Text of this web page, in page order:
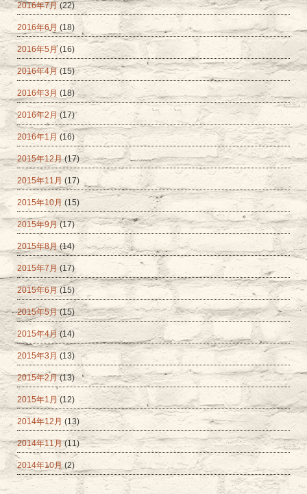
2016年7月(22)
2016年6月 (18)
2016年5月 (16)
2016年4月 (15)
2016年3月 (18)
2016年2月(17)
2016年1月 (16)
2015年12月(17)
2015年11月 (17)
2015年10月 (15)
2015年9月 (17)
2015年8月(14)
2015年7月 (17)
2015年6月(15)
2015年5月(15)
2015年4月 (14)
2015年3月 (13)
2015年2月(13)
2015年1月 (12)
2014年12月 (13)
2014年11月(11)
2014年10月(2)